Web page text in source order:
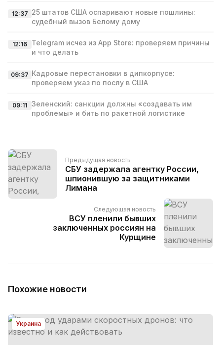
12:37 25 штатов США оспаривают новые пошлины:
судебный вызов Белому дому
12:16
Telegram исчез из App Store: проверяем причины
и что делать
09:37 Кадровые перестановки в дипкорпусе:
проверяем указ по послу в США
09:11 Зеленский: санкции должны «создавать им
проблемы» и бить по ракетной логистике
Предыдущая новость
СБУ задержала агентку России,
шпионившую за защитниками
Лимана
Следующая новость
ВСУ пленили бывших
заключенных россиян на
Курщине
Похожие новости
Украина